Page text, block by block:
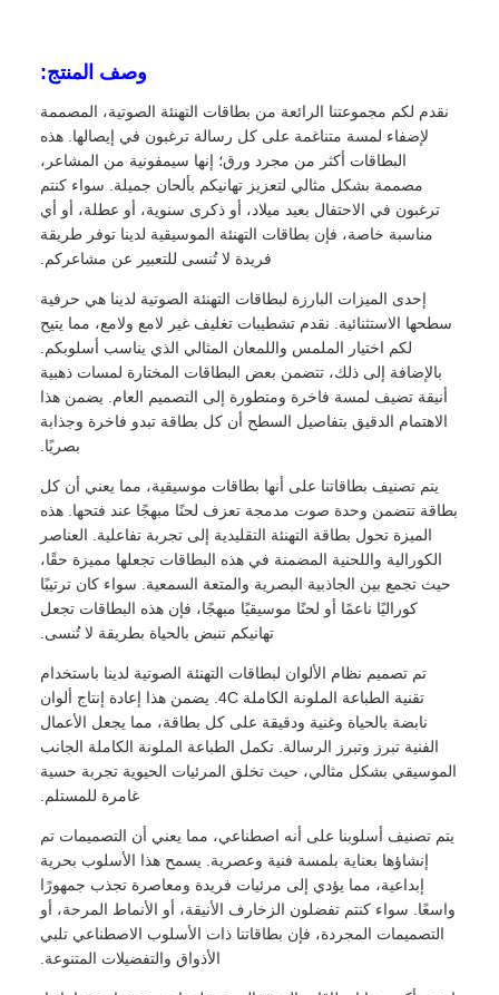
وصف المنتج:
نقدم لكم مجموعتنا الرائعة من بطاقات التهنئة الصوتية، المصممة
لإضفاء لمسة متناغمة على كل رسالة ترغبون في إيصالها. هذه
البطاقات أكثر من مجرد ورق؛ إنها سيمفونية من المشاعر،
مصممة بشكل مثالي لتعزيز تهانيكم بألحان جميلة. سواء كنتم
ترغبون في الاحتفال بعيد ميلاد، أو ذكرى سنوية، أو عطلة، أو أي
مناسبة خاصة، فإن بطاقات التهنئة الموسيقية لدينا توفر طريقة
فريدة لا تُنسى للتعبير عن مشاعركم.
إحدى الميزات البارزة لبطاقات التهنئة الصوتية لدينا هي حرفية
سطحها الاستثنائية. نقدم تشطيبات تغليف غير لامع ولامع، مما يتيح
لكم اختيار الملمس واللمعان المثالي الذي يناسب أسلوبكم.
بالإضافة إلى ذلك، تتضمن بعض البطاقات المختارة لمسات ذهبية
أنيقة تضيف لمسة فاخرة ومتطورة إلى التصميم العام. يضمن هذا
الاهتمام الدقيق بتفاصيل السطح أن كل بطاقة تبدو فاخرة وجذابة
بصريًا.
يتم تصنيف بطاقاتنا على أنها بطاقات موسيقية، مما يعني أن كل
بطاقة تتضمن وحدة صوت مدمجة تعزف لحنًا مبهجًا عند فتحها. هذه
الميزة تحول بطاقة التهنئة التقليدية إلى تجربة تفاعلية. العناصر
الكورالية واللحنية المضمنة في هذه البطاقات تجعلها مميزة حقًا،
حيث تجمع بين الجاذبية البصرية والمتعة السمعية. سواء كان ترتيبًا
كوراليًا ناعمًا أو لحنًا موسيقيًا مبهجًا، فإن هذه البطاقات تجعل
تهانيكم تنبض بالحياة بطريقة لا تُنسى.
تم تصميم نظام الألوان لبطاقات التهنئة الصوتية لدينا باستخدام
تقنية الطباعة الملونة الكاملة 4C. يضمن هذا إعادة إنتاج ألوان
نابضة بالحياة وغنية ودقيقة على كل بطاقة، مما يجعل الأعمال
الفنية تبرز وتبرز الرسالة. تكمل الطباعة الملونة الكاملة الجانب
الموسيقي بشكل مثالي، حيث تخلق المرئيات الحيوية تجربة حسية
غامرة للمستلم.
يتم تصنيف أسلوبنا على أنه اصطناعي، مما يعني أن التصميمات تم
إنشاؤها بعناية بلمسة فنية وعصرية. يسمح هذا الأسلوب بحرية
إبداعية، مما يؤدي إلى مرئيات فريدة ومعاصرة تجذب جمهورًا
واسعًا. سواء كنتم تفضلون الزخارف الأنيقة، أو الأنماط المرحة، أو
التصميمات المجردة، فإن بطاقاتنا ذات الأسلوب الاصطناعي تلبي
الأذواق والتفضيلات المتنوعة.